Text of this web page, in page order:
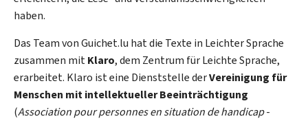
haben.
Das Team von Guichet.lu hat die Texte in Leichter Sprache
zusammen mitKlaro, dem Zentrum für Leichte Sprache,
erarbeitet. Klaro ist eine Dienststelle derVereinigung für
Menschen mit intellektueller Beeinträchtigung
(Association pour personnes en situation de handicap-